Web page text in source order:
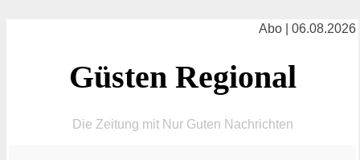
Abo | 06.08.2026
Güsten Regional
Die Zeitung mit Nur Guten Nachrichten